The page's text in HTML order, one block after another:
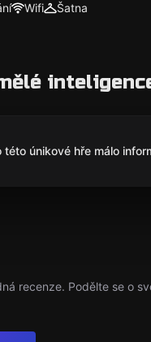
Wifi Šatna
této únikové hře málo
recenze. Podělte se o